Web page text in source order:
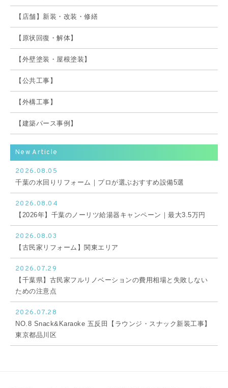
【店舗】新装・改装・修繕
【原状回復・解体】
【外壁塗装・屋根塗装】
【公共工事】
【外構工事】
【建築パース事例】
New Article
2026.08.05
千葉の水回りリフォーム｜プロが選ぶおすすめ設備5選
2026.08.04
【2026年】千葉のノーリツ給湯器キャンペーン｜最大3.5万円
2026.08.03
【古民家リフォーム】関東エリア
2026.07.29
【千葉県】古民家フルリノベーションの費用相場と失敗しない
ための注意点
2026.07.28
NO.8 Snack&Karaoke 五反田【ラウンジ・スナック新装工事】
東京都品川区